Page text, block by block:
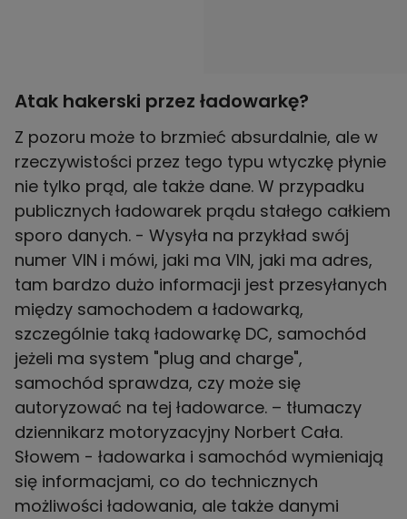
Atak hakerski przez ładowarkę?
Z pozoru może to brzmieć absurdalnie, ale w
rzeczywistości przez tego typu wtyczkę płynie
nie tylko prąd, ale także dane. W przypadku
publicznych ładowarek prądu stałego całkiem
sporo danych. - Wysyła na przykład swój
numer VIN i mówi, jaki ma VIN, jaki ma adres,
tam bardzo dużo informacji jest przesyłanych
między samochodem a ładowarką,
szczególnie taką ładowarkę DC, samochód
jeżeli ma system "plug and charge",
samochód sprawdza, czy może się
autoryzować na tej ładowarce. – tłumaczy
dziennikarz motoryzacyjny Norbert Cała.
Słowem - ładowarka i samochód wymieniają
się informacjami, co do technicznych
możliwości ładowania, ale także danymi